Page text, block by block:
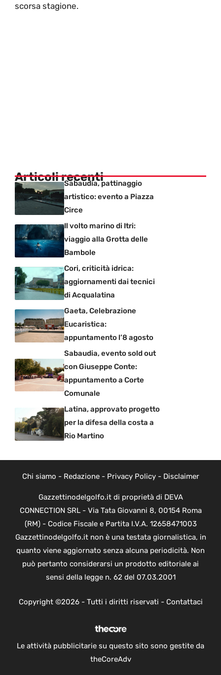
scorsa stagione.
Articoli recentiSabaudia, pattinaggio
artistico: evento a Piazza
Circe
Il volto marino di Itri:
viaggio alla Grotta delle
Bambole
Cori, criticità idrica:
aggiornamenti dai tecnici
di Acqualatina
Gaeta, Celebrazione
Eucaristica:
appuntamento l’8 agosto
Sabaudia, evento sold out
con Giuseppe Conte:
appuntamento a Corte
Comunale
Latina, approvato progetto
per la difesa della costa a
Rio Martino
Chi siamo - Redazione- Privacy Policy- Disclaimer
Gazzettinodelgolfo.it di proprietà di DEVA
CONNECTION SRL - Via Tata Giovanni 8, 00154 Roma
(RM) - Codice Fiscale e Partita I.V.A. 12658471003
Gazzettinodelgolfo.it non è una testata giornalistica, in
quanto viene aggiornato senza alcuna periodicità. Non
può pertanto considerarsi un prodotto editoriale ai
sensi della legge n. 62 del 07.03.2001
Copyright ©2026 - Tutti i diritti riservati - Contattaci
Le attività pubblicitarie su questo sito sono gestite da
theCoreAdv